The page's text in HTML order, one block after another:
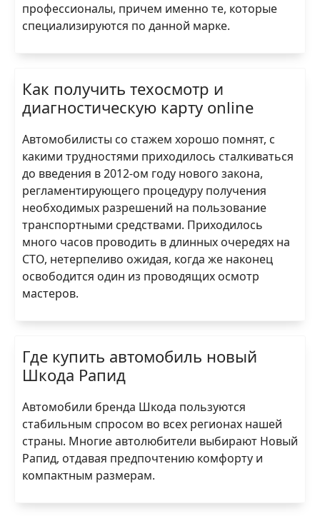
профессионалы, причем именно те, которые
специализируются по данной марке.
Как получить техосмотр и
диагностическую карту online
Автомобилисты со стажем хорошо помнят, с
какими трудностями приходилось сталкиваться
до введения в 2012-ом году нового закона,
регламентирующего процедуру получения
необходимых разрешений на пользование
транспортными средствами. Приходилось
много часов проводить в длинных очередях на
СТО, нетерпеливо ожидая, когда же наконец
освободится один из проводящих осмотр
мастеров.
Где купить автомобиль новый
Шкода Рапид
Автомобили бренда Шкода пользуются
стабильным спросом во всех регионах нашей
страны. Многие автолюбители выбирают Новый
Рапид, отдавая предпочтению комфорту и
компактным размерам.